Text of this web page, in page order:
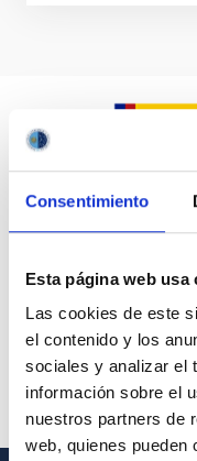
Consentimiento
Esta página web usa
Las cookies de este
el contenido y los
sociales y analizar el
información sobre el
nuestros partners de
web, quienes pueden